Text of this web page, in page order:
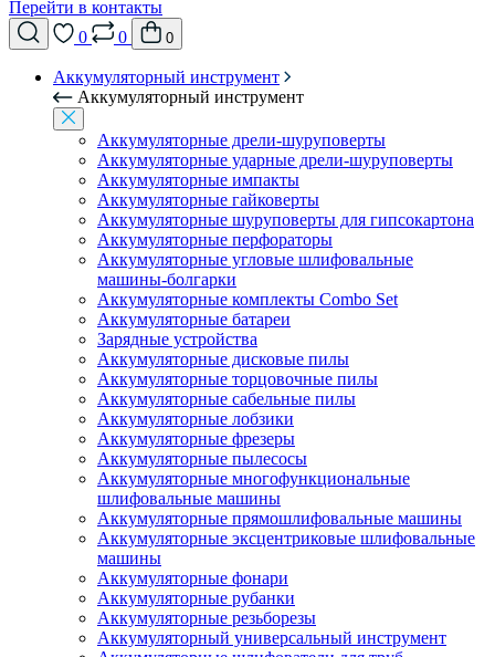
Перейти в контакты
0
0 0
Аккумуляторный инструмент
Аккумуляторный инструмент
Аккумуляторные дрели-шуруповерты
Аккумуляторные ударные дрели-шуруповерты
Аккумуляторные импакты
Аккумуляторные гайковерты
Аккумуляторные шуруповерты для гипсокартона
Аккумуляторные перфораторы
Аккумуляторные угловые шлифовальные
машины-болгарки
Аккумуляторные комплекты Combo Set
Аккумуляторные батареи
Зарядные устройства
Аккумуляторные дисковые пилы
Аккумуляторные торцовочные пилы
Аккумуляторные сабельные пилы
Аккумуляторные лобзики
Аккумуляторные фрезеры
Аккумуляторные пылесосы
Аккумуляторные многофункциональные
шлифовальные машины
Аккумуляторные прямошлифовальные машины
Аккумуляторные эксцентриковые шлифовальные
машины
Аккумуляторные фонари
Аккумуляторные рубанки
Аккумуляторные резьборезы
Аккумуляторный универсальный инструмент